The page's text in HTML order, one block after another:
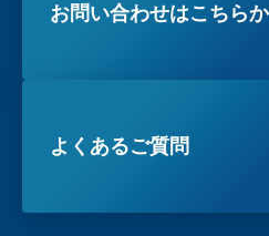
お問い合わせはこちら
よくあるご質問